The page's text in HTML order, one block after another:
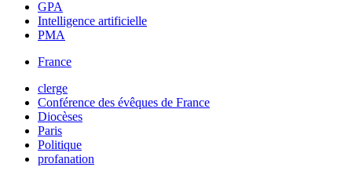
GPA
Intelligence artificielle
PMA
France
clerge
Conférence des évêques de France
Diocèses
Paris
Politique
profanation